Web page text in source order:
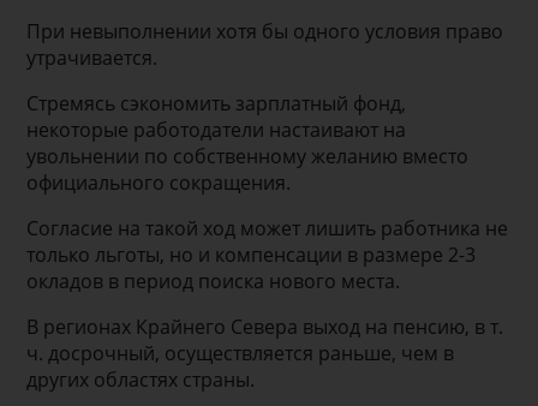
При невыполнении хотя бы одного условия право
утрачивается.
Стремясь сэкономить зарплатный фонд,
некоторые работодатели настаивают на
увольнении по собственному желанию вместо
официального сокращения.
Согласие на такой ход может лишить работника не
только льготы, но и компенсации в размере 2-3
окладов в период поиска нового места.
В регионах Крайнего Севера выход на пенсию, в т.
ч. досрочный, осуществляется раньше, чем в
других областях страны.